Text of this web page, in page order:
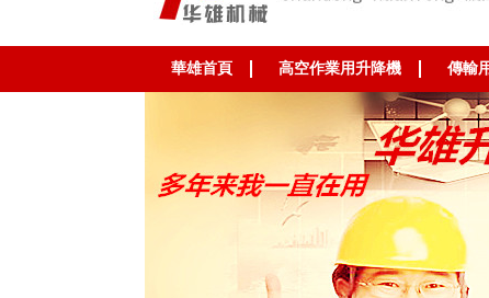
華雄首頁 高空作業用升降機 傳輸